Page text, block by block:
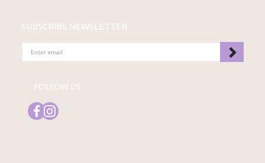
SUBSCRIBE NEWSLETTER
EMAIL
FOLLOW US